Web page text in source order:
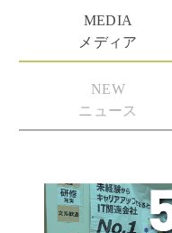
MEDIA
メディア
NEW
ニュース